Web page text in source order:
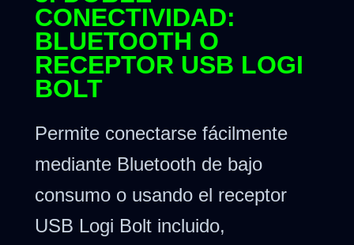
CONECTIVIDAD:
BLUETOOTH O
RECEPTOR USB LOGI
BOLT
Permite conectarse fácilmente
mediante Bluetooth de bajo
consumo o usando el receptor
USB Logi Bolt incluido,